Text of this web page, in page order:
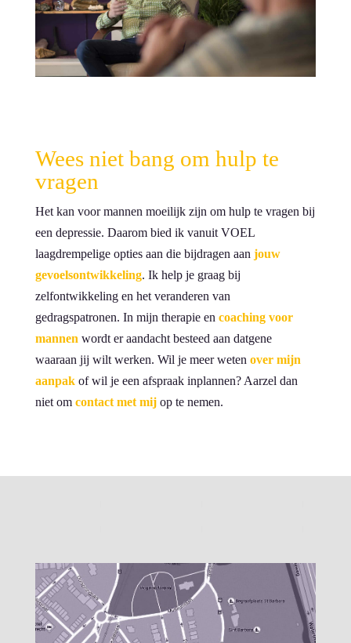
Wees niet bang om hulp te
vragen
Het kan voor mannen moeilijk zijn om hulp te vragen bij
een depressie. Daarom bied ik vanuit VOEL
laagdrempelige opties aan die bijdragen aan jouw
gevoelsontwikkeling. Ik help je graag bij
zelfontwikkeling en het veranderen van
gedragspatronen. In mijn therapie en coaching voor
mannen wordt er aandacht besteed aan datgene
waaraan jij wilt werken. Wil je meer weten over mijn
aanpakof wil je een afspraak inplannen? Aarzel dan
niet om contact met mijop te nemen.